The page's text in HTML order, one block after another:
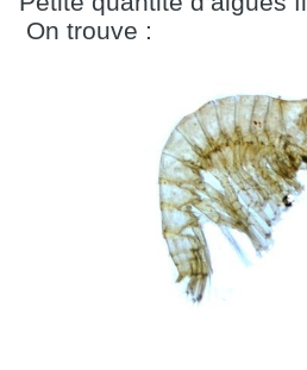
On trouve :